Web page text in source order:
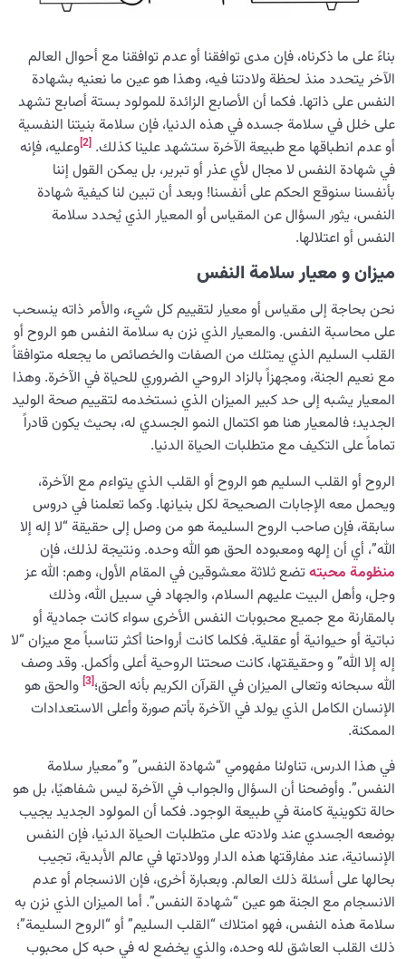
بناءً على ما ذكرناه، فإن مدى توافقنا أو عدم توافقنا مع أحوال العالم
الآخر يتحدد منذ لحظة ولادتنا فيه، وهذا هو عين ما نعنيه بشهادة
النفس على ذاتها. فكما أن الأصابع الزائدة للمولود بستة أصابع تشهد
على خلل في سلامة جسده في هذه الدنيا، فإن سلامة بنيتنا النفسية
أو عدم انطباقها مع طبيعة الآخرة ستشهد علينا كذلك. [2] وعليه، فإنه
في شهادة النفس لا مجال لأي عذر أو تبرير، بل يمكن القول إننا
بأنفسنا سنوقع الحكم على أنفسنا! وبعد أن تبين لنا كيفية شهادة
النفس، يثور السؤال عن المقياس أو المعيار الذي يُحدد سلامة
النفس أو اعتلالها.
میزان و معیار سلامة النفس
نحن بحاجة إلى مقياس أو معيار لتقييم كل شيء، والأمر ذاته ينسحب
على محاسبة النفس. والمعيار الذي نزن به سلامة النفس هو الروح أو
القلب السليم الذي يمتلك من الصفات والخصائص ما يجعله متوافقاً
مع نعيم الجنة، ومجهزاً بالزاد الروحي الضروري للحياة في الآخرة. وهذا
المعيار يشبه إلى حد كبير الميزان الذي نستخدمه لتقييم صحة الوليد
الجديد؛ فالمعيار هنا هو اكتمال النمو الجسدي له، بحيث يكون قادراً
تماماً على التكيف مع متطلبات الحياة الدنيا.
الروح أو القلب السليم هو الروح أو القلب الذي يتواءم مع الآخرة،
ويحمل معه الإجابات الصحيحة لكل بنيانها. وكما تعلمنا في دروس
سابقة، فإن صاحب الروح السليمة هو من وصل إلى حقيقة “لا إله إلا
الله”، أي أن إلهه ومعبوده الحق هو الله وحده. ونتيجة لذلك، فإن
منظومة محبته تضع ثلاثة معشوقين في المقام الأول، وهم: الله عز
وجل، وأهل البيت عليهم السلام، والجهاد في سبيل الله، وذلك
بالمقارنة مع جميع محبوبات النفس الأخرى سواء كانت جمادية أو
نباتية أو حيوانية أو عقلية. فكلما كانت أرواحنا أكثر تناسباً مع ميزان “لا
إله إلا الله” و وحقيقتها، كانت صحتنا الروحية أعلى وأكمل. وقد وصف
الله سبحانه وتعالى الميزان في القرآن الكريم بأنه الحق؛[3]
والحق هو
الإنسان الكامل الذي يولد في الآخرة بأتم صورة وأعلى الاستعدادات
الممكنة.
في هذا الدرس، تناولنا مفهومي “شهادة النفس” و”معيار سلامة
النفس”. وأوضحنا أن السؤال والجواب في الآخرة ليس شفاهيًا، بل هو
حالة تكوينية كامنة في طبيعة الوجود. فكما أن المولود الجديد يجيب
بوضعه الجسدي عند ولادته على متطلبات الحياة الدنيا، فإن النفس
الإنسانية، عند مفارقتها هذه الدار وولادتها في عالم الأبدية، تجيب
بحالها على أسئلة ذلك العالم. وبعبارة أخرى، فإن الانسجام أو عدم
الانسجام مع الجنة هو عين “شهادة النفس”. أما الميزان الذي نزن به
سلامة هذه النفس، فهو امتلاك “القلب السليم” أو “الروح السليمة”؛
ذلك القلب العاشق لله وحده، والذي يخضع له في حبه كل محبوب